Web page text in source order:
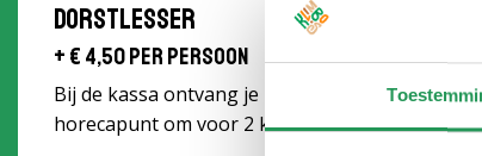
Dorstlesser
+ € 4,50 per persoon
Bij de kassa ontvang je 2 consumptiemunten.
horecapunt om voor 2 koude of warme